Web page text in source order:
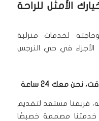
الأمثل للراحة
لخدمات منزلية
في حي النرجس
معك 24 ساعة
فريقنا مستعد لتقديم
خدمتنا مصممة خصيصًا